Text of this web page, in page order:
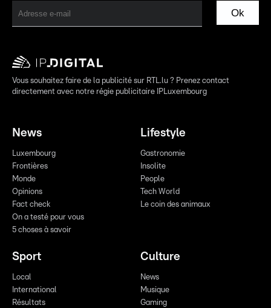
Ok
Vous souhaitez faire de la publicité sur RTL.lu ? Prenez contact
directement avec notre régie publicitaire IPLuxembourg
News
Luxembourg
Frontières
Monde
Opinions
Fact check
On a testé pour vous
5 choses à savoir
Lifestyle
Gastronomie
Insolite
People
Tech World
Le coin des animaux
Sport
Local
International
Résultats
Culture
News
Musique
Gaming